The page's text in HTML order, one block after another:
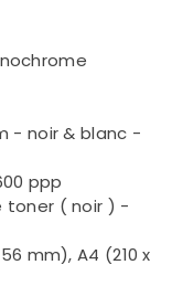
- noir & blanc -
ppp
toner ( noir ) -
mm), A4 (210 x